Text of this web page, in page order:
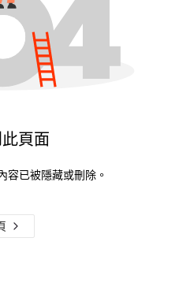
頁面
容已被隱藏或刪除。